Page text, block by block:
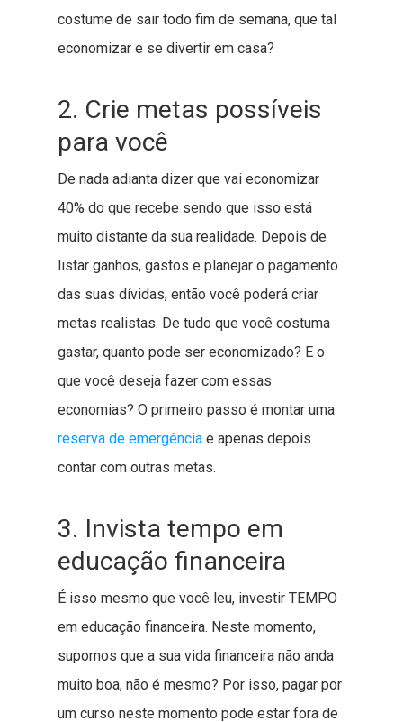
costume de sair todo fim de semana, que tal
economizar e se divertir em casa?
2. Crie metas possíveis
para você
De nada adianta dizer que vai economizar
40% do que recebe sendo que isso está
muito distante da sua realidade. Depois de
listar ganhos, gastos e planejar o pagamento
das suas dívidas, então você poderá criar
metas realistas. De tudo que você costuma
gastar, quanto pode ser economizado? E o
que você deseja fazer com essas
economias? O primeiro passo é montar uma
reserva de emergência e apenas depois
contar com outras metas.
3. Invista tempo em
educação financeira
É isso mesmo que você leu, investir TEMPO
em educação financeira. Neste momento,
supomos que a sua vida financeira não anda
muito boa, não é mesmo? Por isso, pagar por
um curso neste momento pode estar fora de